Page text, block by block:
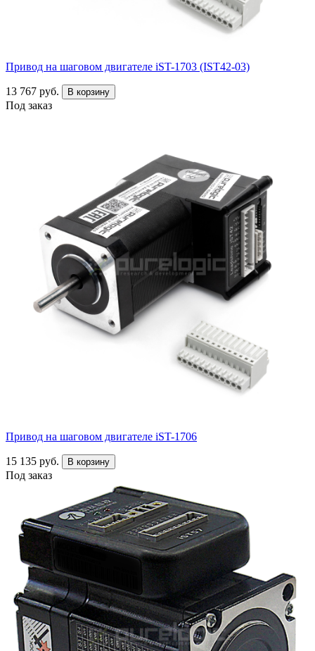
Привод на шаговом двигателе iST-1703 (IST42-03)
13 767 руб. В корзину
Под заказ
Привод на шаговом двигателе iST-1706
15 135 руб. В корзину
Под заказ